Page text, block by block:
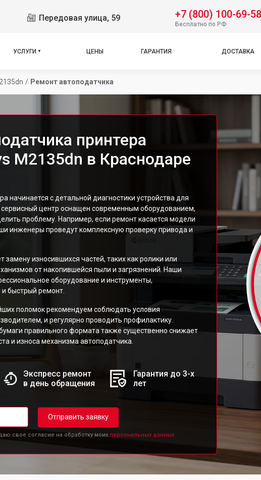
Передовая улица, 59 +7 (800) 100-69-58
Бесплатно по РФ
УСЛУГИ ЦЕНЫ ГАРАНТИЯ ДОСТАВКА
/ Ремонт автоподатчика
принтера
M2135dn в Краснодаре
начинается с детальной диагностики устройства для
центр оснащен современным оборудованием,
проблему. Например, если ремонт касается модели
инженеры проведут комплексную проверку привода и
износившихся частей, таких как ролики или
от накопившейся пыли и загрязнений. Наши
оборудование и инструменты,
быстрый ремонт.
поломок рекомендуем соблюдать условия
и регулярно проводить профилактику.
правильного формата также существенно снижает
и износа механизма автоподатчика.
Экспресс ремонт
в день обращения
Гарантия до 3-х
лет
Отправить заявку
свое согласие на обработку моих персональных данных.